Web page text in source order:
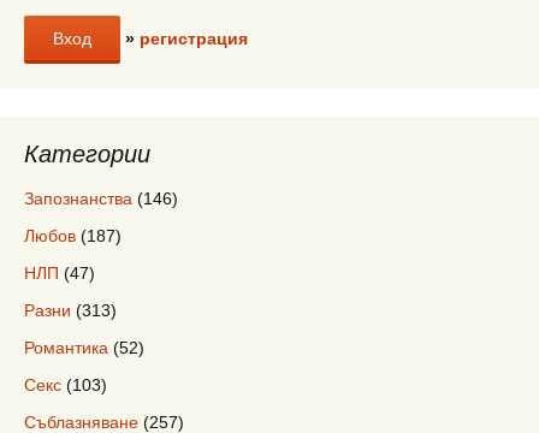
» регистрация
Категории
Запознанства (146)
Любов (187)
НЛП (47)
Разни (313)
Романтика (52)
Секс (103)
Съблазняване (257)